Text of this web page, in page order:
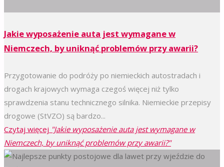
Jakie wyposażenie auta jest wymagane w
Niemczech, by uniknąć problemów przy awarii?
Przygotowanie do podróży po niemieckich autostradach i
drogach krajowych wymaga czegoś więcej niż tylko
sprawdzenia stanu technicznego silnika. Niemieckie przepisy
drogowe (StVZO) są bardzo...
Czytaj więcej "Jakie wyposażenie auta jest wymagane w
Niemczech, by uniknąć problemów przy awarii?"